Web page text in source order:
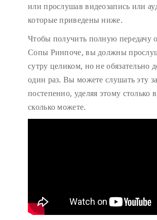
или прослушав видеозапись или
которые приведены ниже.
Чтобы получить полную передачу
Сопы Ринпоче, вы должны
сутру целиком, но не обязательно
один раз. Вы можете слушать эту
постепенно, уделяя этому столько
сколько можете.